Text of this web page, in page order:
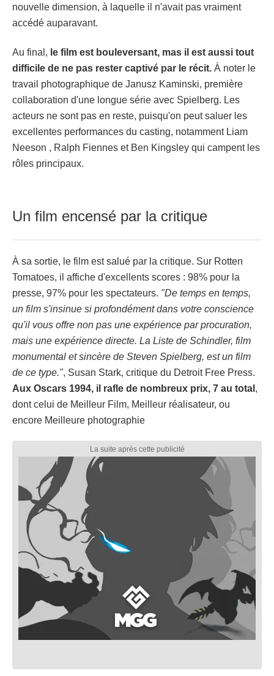
nouvelle dimension, à laquelle il n'avait pas vraiment
accédé auparavant.
Au final, le film est bouleversant, mas il est aussi tout
difficile de ne pas rester captivé par le récit. À noter le
travail photographique de Janusz Kaminski, première
collaboration d'une longue série avec Spielberg. Les
acteurs ne sont pas en reste, puisqu'on peut saluer les
excellentes performances du casting, notamment Liam
Neeson , Ralph Fiennes et Ben Kingsley qui campent les
rôles principaux.
Un film encensé par la critique
À sa sortie, le film est salué par la critique. Sur Rotten
Tomatoes, il affiche d'excellents scores : 98% pour la
presse, 97% pour les spectateurs. "De temps en temps,
un film s'insinue si profondément dans votre conscience
qu'il vous offre non pas une expérience par procuration,
mais une expérience directe. La Liste de Schindler, film
monumental et sincère de Steven Spielberg, est un film
de ce type.", Susan Stark, critique du Detroit Free Press.
Aux Oscars 1994, il rafle de nombreux prix, 7 au total ,
dont celui de Meilleur Film, Meilleur réalisateur, ou
encore Meilleure photographie